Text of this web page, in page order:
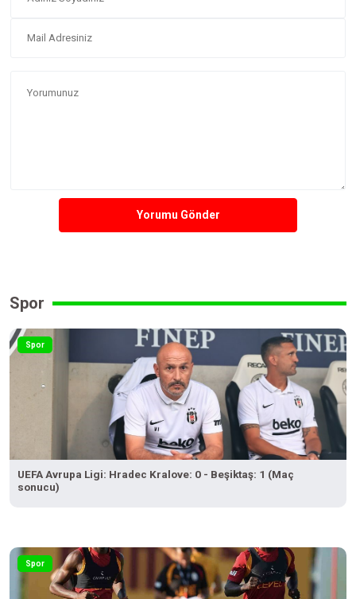
Yorumu Gönder
Spor
Spor
UEFA Avrupa Ligi: Hradec Kralove: 0 - Beşiktaş: 1 (Maç
sonucu)
Spor